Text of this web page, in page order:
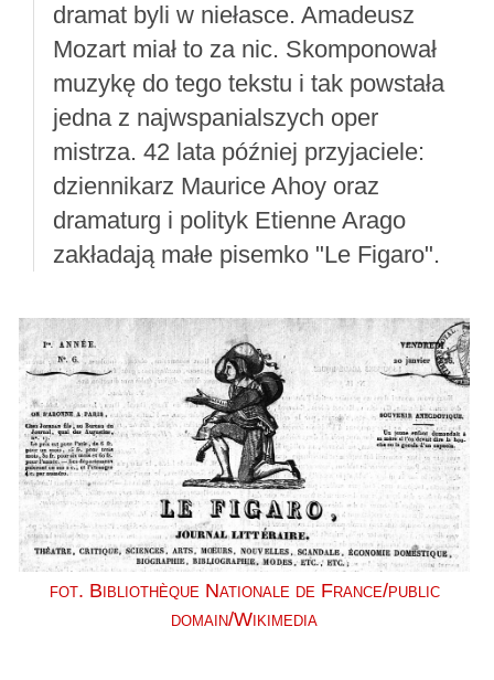
dramat byli w niełasce. Amadeusz
Mozart miał to za nic. Skomponował
muzykę do tego tekstu i tak powstała
jedna z najwspanialszych oper
mistrza. 42 lata później przyjaciele:
dziennikarz Maurice Ahoy oraz
dramaturg i polityk Etienne Arago
zakładają małe pisemko "Le Figaro".
fot. Bibliothèque Nationale de France/public
domain/Wikimedia